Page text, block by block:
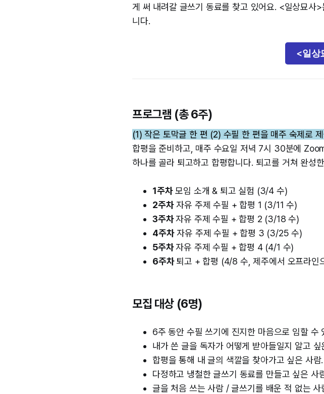
게 써 내려갈 글쓰기 동료를 찾고 있어요. <일상묘사
니다.
<일상
프로그램 (총 6주)
(1) 작은 토막글 한 편 (2) 수필 한 편을 매주 숙제로
합평을 준비하고, 매주 수요일 저녁 7시 30분에
하나를 골라 퇴고하고 합평합니다. 퇴고를 거쳐 완
1주차모임 소개 & 퇴고 실험 (3/4 수)
2주차자유 주제 수필 + 합평 1 (3/11 수)
3주차자유 주제 수필 + 합평 2 (3/18 수)
4주차자유 주제 수필 + 합평 3 (3/25 수)
5주차자유 주제 수필 + 합평 4 (4/1 수)
6주차퇴고 + 합평 (4/8 수, 제주에서 오프라인
모집 대상 (6명)
6주 동안 수필 쓰기에 진지한 마음으로 임할 수
내가 쓴 글을 독자가 어떻게 받아들일지 알고 싶
합평을 통해 내 글의 색깔을 찾아가고 싶은 사람.
다정하고 냉철한 글쓰기 동료를 만들고 싶은 사
글을 처음 쓰는 사람 / 글쓰기를 배운 적 없는 사